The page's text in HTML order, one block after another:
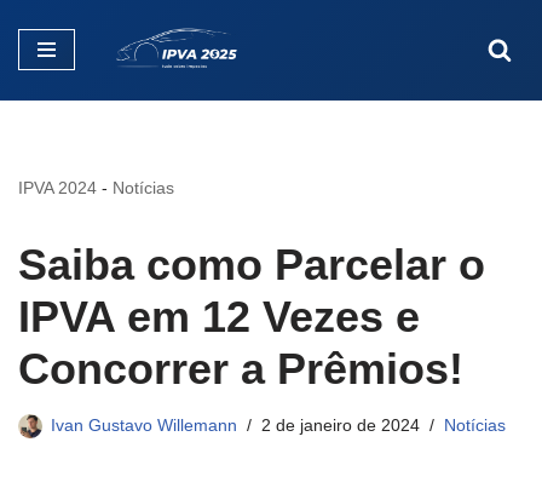
Pular
IPVA 2024 - Notícias
Saiba como Parcelar o
IPVA em 12 Vezes e
Concorrer a Prêmios!
Ivan Gustavo Willemann 2 de janeiro de 2024 Notícias